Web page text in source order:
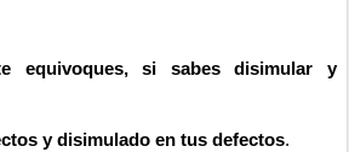
equivoques, si sabes disimular y
y disimulado en tus defectos.